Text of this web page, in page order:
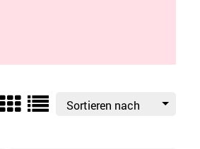
Sortieren nach